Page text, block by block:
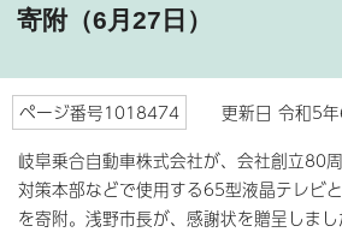
寄附（6月27日）
ページ番号1018474
更新日 令和5年
岐阜乗合自動車株式会社が、会社創立80
対策本部などで使用する65型液晶テレビ
を寄附。浅野市長が、感謝状を贈呈しまし